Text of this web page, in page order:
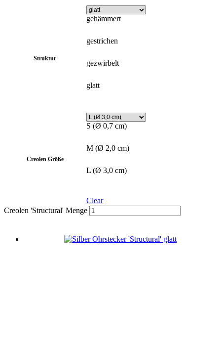
Struktur
gehämmert
gestrichen
gezwirbelt
glatt
Creolen Größe
S (Ø 0,7 cm)
M (Ø 2,0 cm)
L (Ø 3,0 cm)
Clear
Creolen 'Structural' Menge